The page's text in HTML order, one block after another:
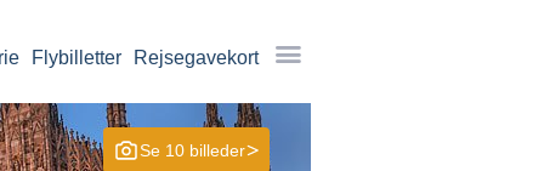
Flybilletter Rejsegavekort
Se 10 billeder